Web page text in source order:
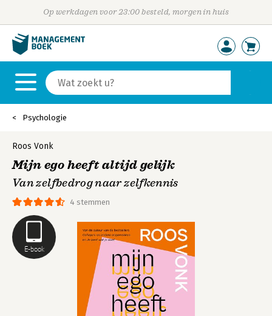
Op werkdagen voor 23:00 besteld, morgen in huis
Psychologie
E-book
4 stemmen
Roos Vonk
Mijn ego heeft altijd gelijk
Van zelfbedrog naar zelfkennis